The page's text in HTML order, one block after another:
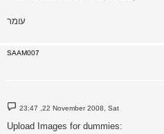
עומר
SAAM007
P
o
s
t
23:47 ,22 November 2008, Sat
Upload Images for dummies: